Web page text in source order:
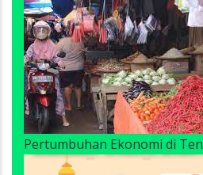
Pertumbuhan Ekonomi di